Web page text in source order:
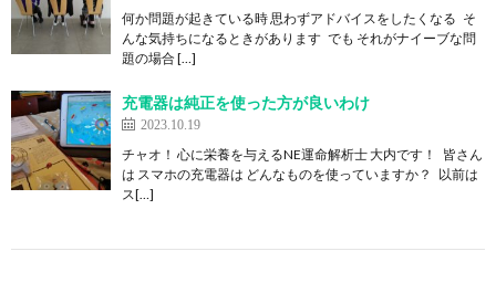
何か問題が起きている時 思わずアドバイスをしたくなる そ
んな気持ちになるときがあります でも それがナイーブな問
題の場合 […]
充電器は純正を使った方が良いわけ
2023.10.19
チャオ！ 心に栄養を与えるNE運命解析士 大内です！ 皆さん
は スマホの充電器は どんなものを使っていますか？ 以前は
ス[…]